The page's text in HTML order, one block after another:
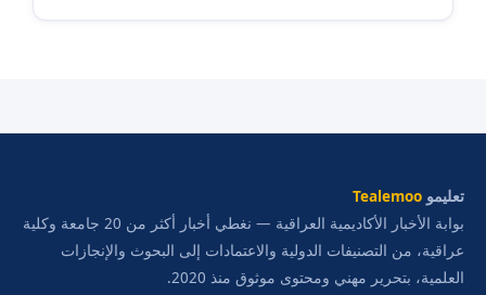
تعليمو Tealemoo
بوابة الأخبار الأكاديمية العراقية — نغطي أخبار أكثر من 20 جامعة وكلية
عراقية، من التصنيفات الدولية والاعتمادات إلى البحوث والإنجازات
العلمية، بتحرير مهني ومحتوى موثوق منذ 2020.